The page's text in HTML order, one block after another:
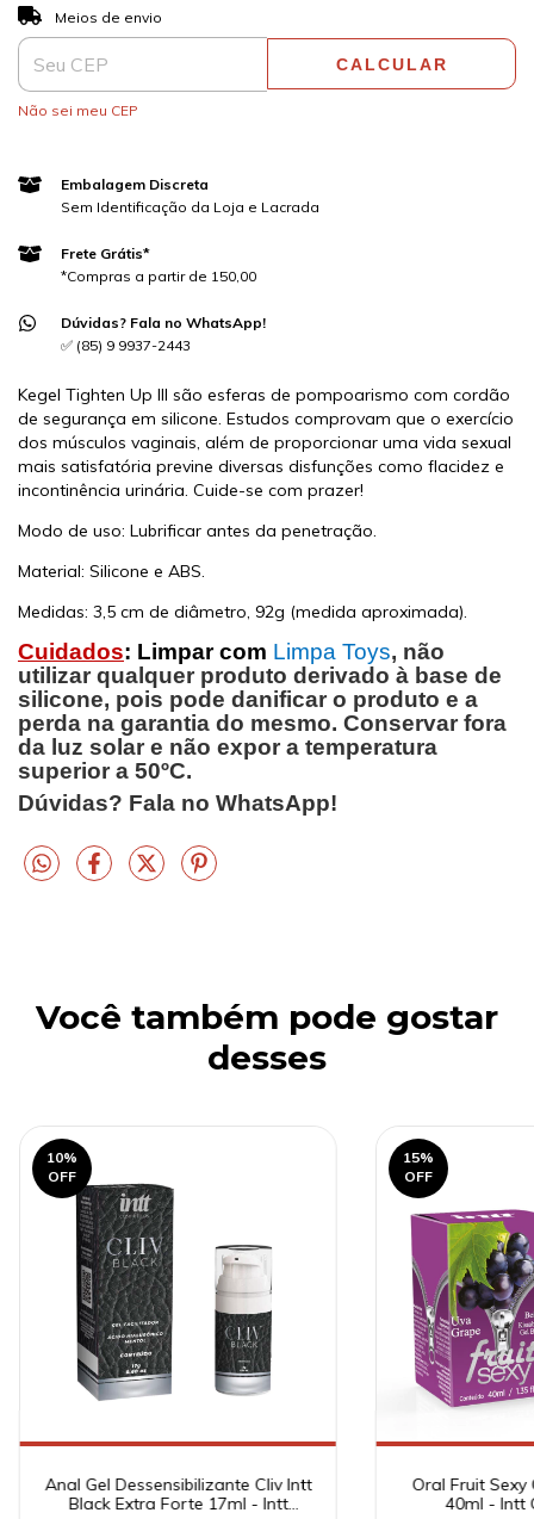
Entregas para o CEP:
Meios de envio
CALCULAR
Não sei meu CEP
Embalagem Discreta
Sem Identificação da Loja e Lacrada
Frete Grátis*
*Compras a partir de 150,00
Dúvidas? Fala no WhatsApp!
✅ (85) 9 9937-2443
Kegel Tighten Up III são esferas de pompoarismo com cordão
de segurança em silicone. Estudos comprovam que o exercício
dos músculos vaginais, além de proporcionar uma vida sexual
mais satisfatória previne diversas disfunções como flacidez e
incontinência urinária. Cuide-se com prazer!
Modo de uso: Lubrificar antes da penetração.
Material: Silicone e ABS.
Medidas: 3,5 cm de diâmetro, 92g (medida aproximada).
Cuidados: Limpar com Limpa Toys, não
utilizar qualquer produto derivado à base de
silicone, pois pode danificar o produto e a
perda na garantia do mesmo. Conservar fora
da luz solar e não expor a temperatura
superior a 50ºC.
Dúvidas? Fala no WhatsApp!
Você também pode gostar
desses
10%
OFF
Anal Gel Dessensibilizante Cliv Intt
Black Extra Forte 17ml - Intt
15%
OFF
Oral Fruit Sexy
40ml - Intt